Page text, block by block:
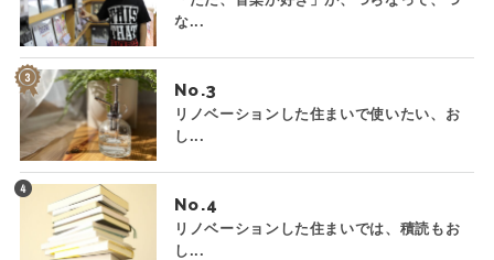
な...
No.
リノベーションした住まいで使いたい、お
し...
No.
リノベーションした住まいでは、積読もお
し...